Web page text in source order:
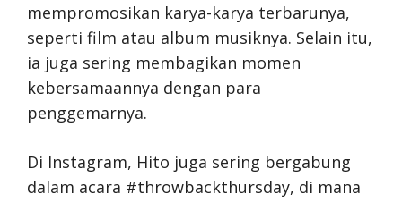
mempromosikan karya-karya terbarunya,
seperti film atau album musiknya. Selain itu,
ia juga sering membagikan momen
kebersamaannya dengan para
penggemarnya.
Di Instagram, Hito juga sering bergabung
dalam acara #throwbackthursday, di mana